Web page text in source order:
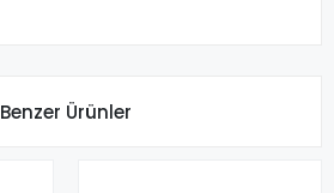
Benzer Ürünler